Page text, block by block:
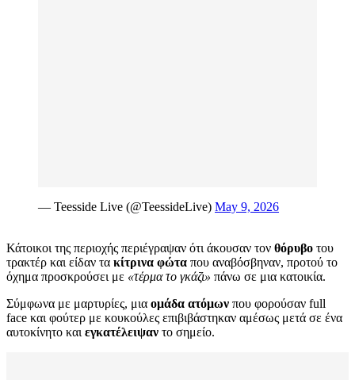
— Teesside Live (@TeessideLive) May 9, 2026
Κάτοικοι της περιοχής περιέγραψαν ότι άκουσαν τον θόρυβο του
τρακτέρ και είδαν τα κίτρινα φώτα που αναβόσβηναν, προτού το
όχημα προσκρούσει με «τέρμα το γκάζι» πάνω σε μια κατοικία.
Σύμφωνα με μαρτυρίες, μια ομάδα ατόμων που φορούσαν full
face και φούτερ με κουκούλες επιβιβάστηκαν αμέσως μετά σε ένα
αυτοκίνητο και εγκατέλειψαν το σημείο.